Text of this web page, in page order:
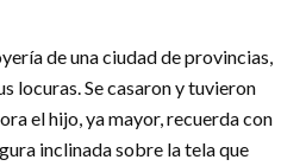
de una ciudad de provincias,
locuras. Se casaron y tuvieron
el hijo, ya mayor, recuerda con
inclinada sobre la tela que